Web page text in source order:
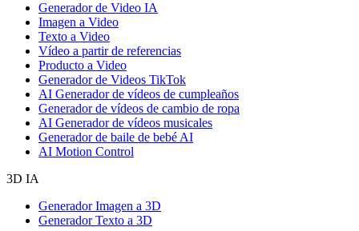
Generador de Video IA
Imagen a Video
Texto a Video
Vídeo a partir de referencias
Producto a Video
Generador de Videos TikTok
AI Generador de vídeos de cumpleaños
Generador de vídeos de cambio de ropa
AI Generador de vídeos musicales
Generador de baile de bebé AI
AI Motion Control
3D IA
Generador Imagen a 3D
Generador Texto a 3D